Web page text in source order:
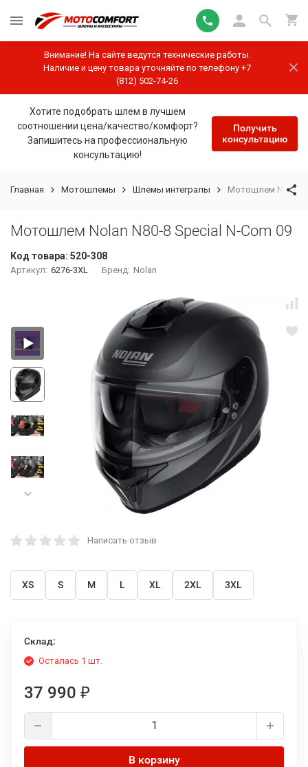
Внимание! На сайте ведутся технические работы.
Наличие и цену товара уточняйте по телефону +7
(812) 502-74-26
Хотите подобрать шлем в лучшем
соотношении цена/качество/комфорт?
Запишитесь на профессиональную
консультацию!
Получить
консультацию
Главная Мотошлемы Шлемы интегралы Мотошлем Nolan
Мотошлем Nolan N80-8 Special N-Com 09
Код товара: 520-308
Артикул: 6276-3XL Бренд: Nolan
Написать отзыв
XS S M L XL 2XL 3XL
Склад:
Осталась 1 шт.
37 990 ₽
В корзину